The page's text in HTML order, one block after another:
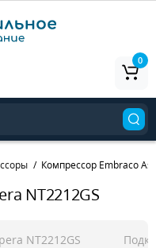
0
Компрессор Embraco
NT2212GS
NT2212GS